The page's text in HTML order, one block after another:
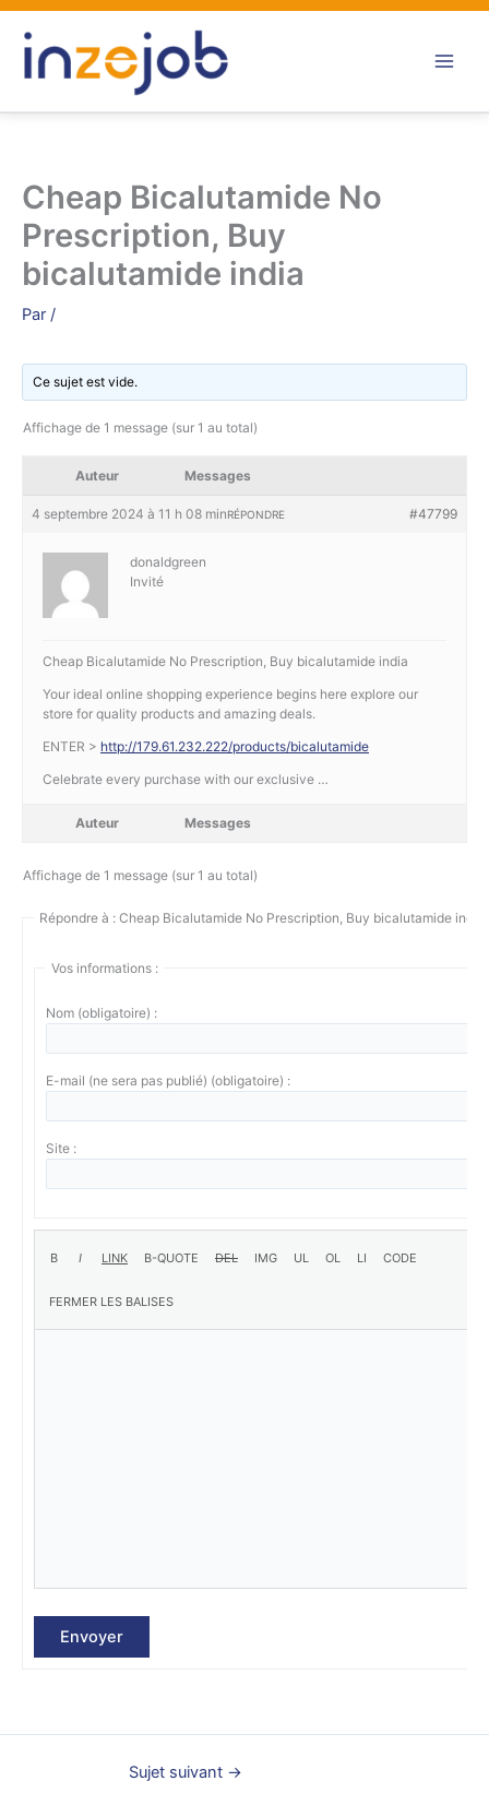
Aller
contenu
Cheap Bicalutamide No
Prescription, Buy
bicalutamide india
Par /
Ce sujet est vide.
Affichage de 1 message (sur 1 au total)
Auteur Messages
4 septembre 2024 à 11 h 08 min #47799
RÉPONDRE
donaldgreen
Invité
Cheap Bicalutamide No Prescription, Buy bicalutamide india
Your ideal online shopping experience begins here explore our
store for quality products and amazing deals.
ENTER > http://179.61.232.222/products/bicalutamide
Celebrate every purchase with our exclusive …
Auteur Messages
Affichage de 1 message (sur 1 au total)
Répondre à : Cheap Bicalutamide No Prescription, Buy bicalutamide india
Vos informations :
Nom (obligatoire) :
E-mail (ne sera pas publié) (obligatoire) :
Site :
Envoyer
Sujet suivant →